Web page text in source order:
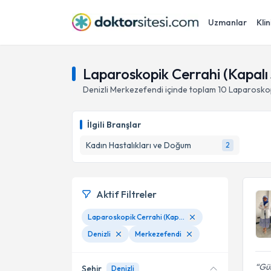
Uzmanlar
Laparoskopik Cerrahi
Denizli Merkezefendi içinde toplam 10
İlgili Branşlar
Kadın Hastalıkları ve Doğum
2
Aktif Filtreler
Laparoskopik Cerrahi (Kapalı Jinekolojik Ameliyatlar)
Denizli
Merkezefendi
Şehir Denizli